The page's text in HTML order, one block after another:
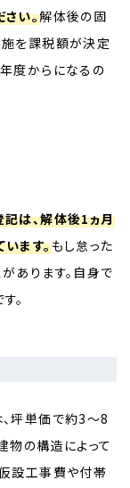
い。解体後の固
を課税額が決定
度からになるの
は、解体後1ヵ月
ます。もし怠った
あります。自身で
。
坪単価で約3〜8
物の構造によって
設工事費や付帯